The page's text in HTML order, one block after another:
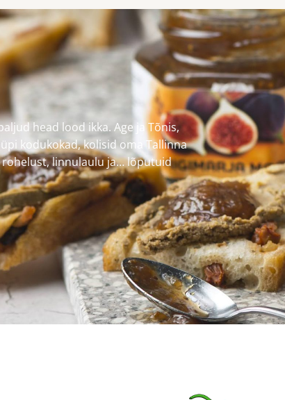
head lood ikka. Age ja Tõnis,
kodukokad, kolisid oma Tallinna
rohelust, linnulaulu ja… lõputuid